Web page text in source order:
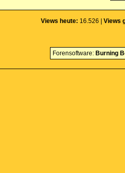
Views heute: 16.526 | Views
Forensoftware: Burning